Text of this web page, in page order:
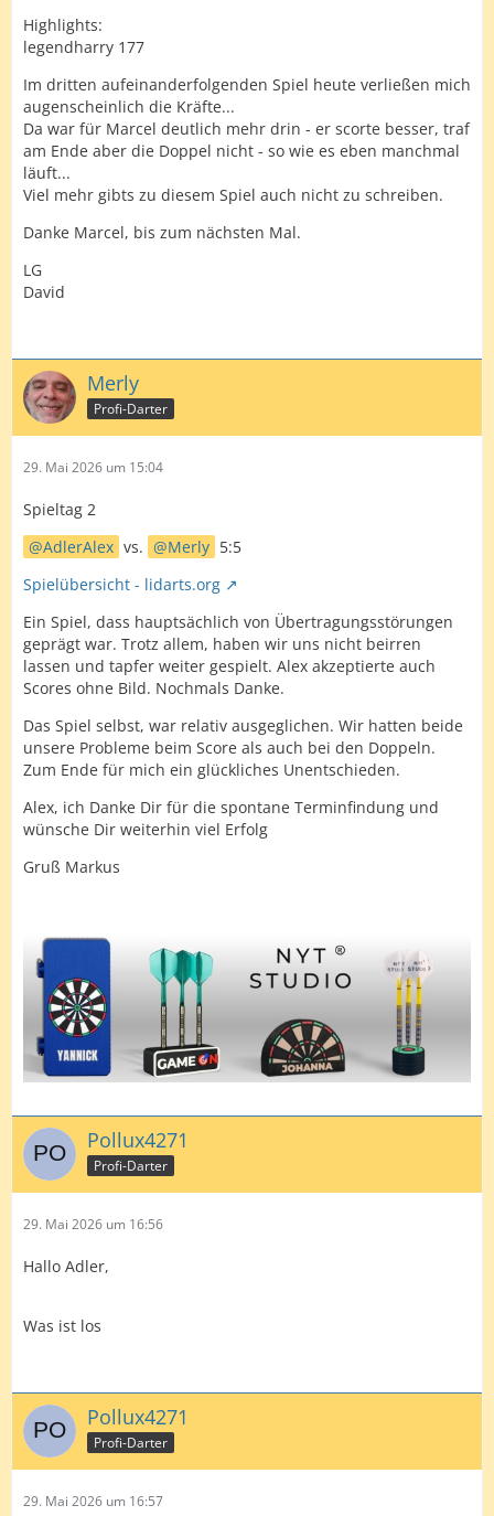
Highlights:
legendharry 177
Im dritten aufeinanderfolgenden Spiel heute verließen mich
augenscheinlich die Kräfte...
Da war für Marcel deutlich mehr drin - er scorte besser, traf
am Ende aber die Doppel nicht - so wie es eben manchmal
läuft...
Viel mehr gibts zu diesem Spiel auch nicht zu schreiben.
Danke Marcel, bis zum nächsten Mal.
LG
David
Merly
Profi-Darter
29. Mai 2026 um 15:04
Spieltag 2
AdlerAlex vs. Merly 5:5
Spielübersicht - lidarts.org
Ein Spiel, dass hauptsächlich von Übertragungsstörungen
geprägt war. Trotz allem, haben wir uns nicht beirren
lassen und tapfer weiter gespielt. Alex akzeptierte auch
Scores ohne Bild. Nochmals Danke.
Das Spiel selbst, war relativ ausgeglichen. Wir hatten beide
unsere Probleme beim Score als auch bei den Doppeln.
Zum Ende für mich ein glückliches Unentschieden.
Alex, ich Danke Dir für die spontane Terminfindung und
wünsche Dir weiterhin viel Erfolg
Gruß Markus
Pollux4271
Profi-Darter
29. Mai 2026 um 16:56
Hallo Adler,
Was ist los
Pollux4271
Profi-Darter
29. Mai 2026 um 16:57